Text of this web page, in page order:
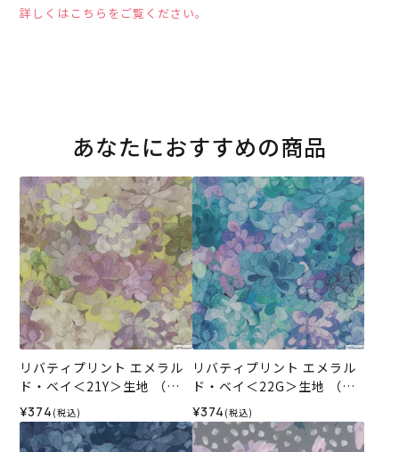
詳しくはこちらをご覧ください。
あなたにおすすめの商品
リバティプリント エメラル
ド・ベイ＜21Y＞生地 （ホ
ビーラホビーレオリジナ
ル）2026SS
¥374 (税込)
リバティプリント エメラル
ド・ベイ＜22G＞生地 （ホ
ビーラホビーレオリジナ
ル）2026SS
¥374 (税込)